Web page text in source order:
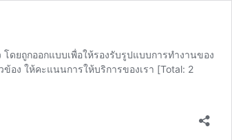
ยถูกออกแบบเพื่อให้รองรับรูปแบบการทำงานของ
อง ให้คะแนนการให้บริการของเรา [Total: 2